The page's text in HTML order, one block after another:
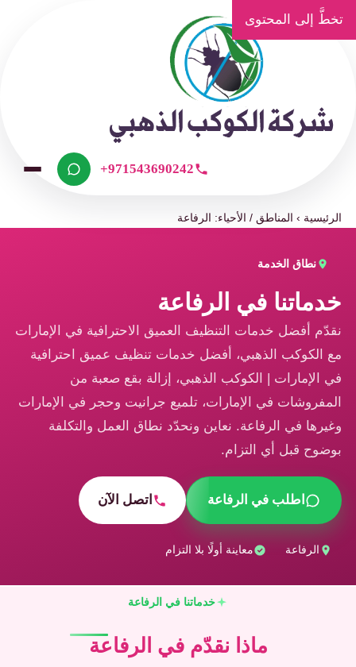
تخطَّ إلى المحتوى
+971543690242
الرئيسية ›المناطق / الأحياء: الرفاعة
نطاق الخدمة
خدماتنا في الرفاعة
نقدّم أفضل خدمات التنظيف العميق الاحترافية في الإمارات
مع الكوكب الذهبي، أفضل خدمات تنظيف عميق احترافية
في الإمارات | الكوكب الذهبي، إزالة بقع صعبة من
المفروشات في الإمارات، تلميع جرانيت وحجر في الإمارات
وغيرها في الرفاعة. نعاين ونحدّد نطاق العمل والتكلفة
بوضوح قبل أي التزام.
اطلب في الرفاعة اتصل الآن
الرفاعة معاينة أولًا بلا التزام
خدماتنا في الرفاعة
ماذا نقدّم في الرفاعة